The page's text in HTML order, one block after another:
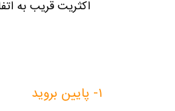
اکثریت قریب به
۱- پایین بروید